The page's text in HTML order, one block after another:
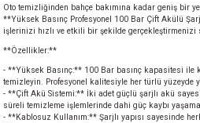
Oto temizliğinden bahçe bakımına kadar geniş bir
**Yüksek Basınç Profesyonel 100 Bar Çift Akülü
işlerinizi hızlı ve etkili bir şekilde gerçekleştirmenizi
**Özellikler:**
- **Yüksek Basınç:** 100 Bar basınç kapasitesi ile
temizleyin. Profesyonel kalitesiyle her türlü yüzeyde
- **Çift Akü Sistemi:** İki adet güçlü şarjlı akü
süreli temizleme işlemlerinde dahi güç kaybı
- **Kablosuz Kullanım:** Şarjlı yapısı sayesinde